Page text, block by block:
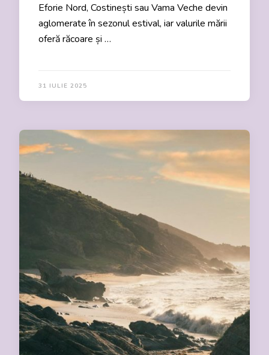
Eforie Nord, Costinești sau Vama Veche devin
aglomerate în sezonul estival, iar valurile mării
oferă răcoare și …
31 IULIE 2025